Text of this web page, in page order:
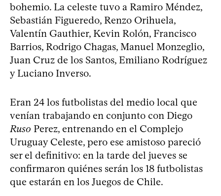
bohemio. La celeste tuvo a Ramiro Méndez,
Sebastián Figueredo, Renzo Orihuela,
Valentín Gauthier, Kevin Rolón, Francisco
Barrios, Rodrigo Chagas, Manuel Monzeglio,
Juan Cruz de los Santos, Emiliano Rodríguez
y Luciano Inverso.
Eran 24 los futbolistas del medio local que
venían trabajando en conjunto con Diego
Ruso Perez, entrenando en el Complejo
Uruguay Celeste, pero ese amistoso pareció
ser el definitivo: en la tarde del jueves se
confirmaron quiénes serán los 18 futbolistas
que estarán en los Juegos de Chile.